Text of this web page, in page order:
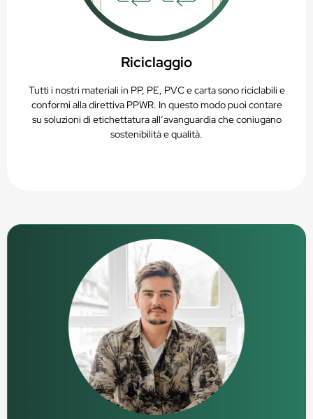
Riciclaggio
Tutti i nostri materiali in PP, PE, PVC e carta sono riciclabili e
conformi alla direttiva PPWR. In questo modo puoi contare
su soluzioni di etichettatura all’avanguardia che coniugano
sostenibilità e qualità.